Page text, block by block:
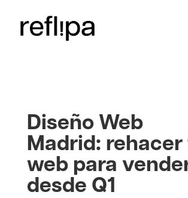
Diseño Web
Madrid: rehacer
web para
desde Q1